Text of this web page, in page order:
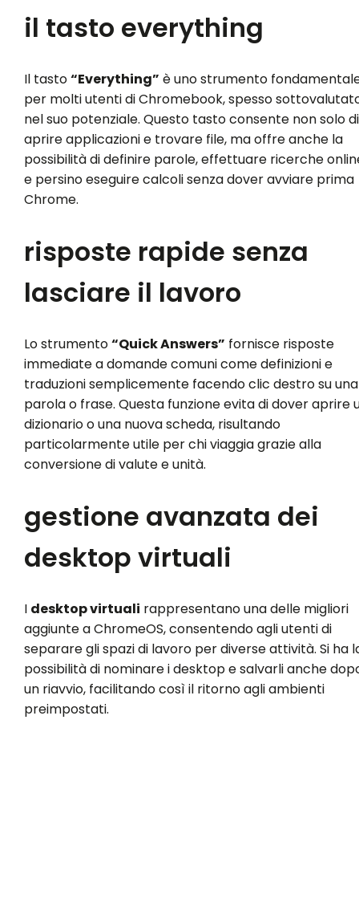
il tasto everything
Il tasto“Everything” è uno strumento
per molti utenti di Chromebook, spesso
nel suo potenziale. Questo tasto consente non solo di
aprire applicazioni e trovare file, ma offre anche la
possibilità di definire parole, effettuare ricerche
e persino eseguire calcoli senza dover avviare prima
Chrome.
risposte rapide senza
lasciare il lavoro
Lo strumento“Quick Answers” fornisce risposte
immediate a domande comuni come definizioni e
traduzioni semplicemente facendo clic destro su una
parola o frase. Questa funzione evita di dover aprire
dizionario o una nuova scheda, risultando
particolarmente utile per chi viaggia grazie alla
conversione di valute e unità.
gestione avanzata dei
desktop virtuali
I desktop virtuali rappresentano una delle migliori
aggiunte a ChromeOS, consentendo agli utenti di
separare gli spazi di lavoro per diverse attività. Si ha
possibilità di nominare i desktop e salvarli anche
un riavvio, facilitando così il ritorno agli ambienti
preimpostati.